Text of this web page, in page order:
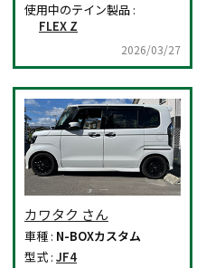
使用中のテイン製品 :
FLEX Z
2026/03/27
カワタク さん
車種 : N-BOXカスタム
型式 : JF4